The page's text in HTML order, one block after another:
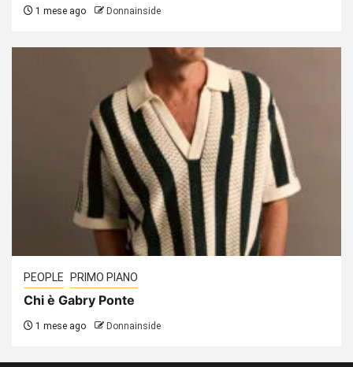
1 mese ago Donnainside
PEOPLE PRIMO PIANO
Chi è Gabry Ponte
1 mese ago Donnainside